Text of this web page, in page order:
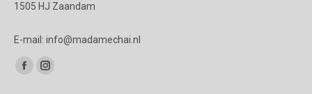
1505 HJ Zaandam
E-mail: info@madamechai.nl
Vind ons op:
FacebookInstagram